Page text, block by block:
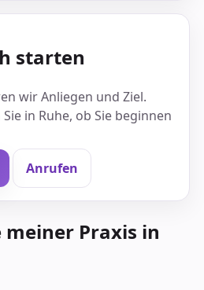
Profil werfen
28.08.2025
starten
wir Anliegen und Ziel.
in Ruhe, ob Sie beginnen
Anrufen
Praxis in